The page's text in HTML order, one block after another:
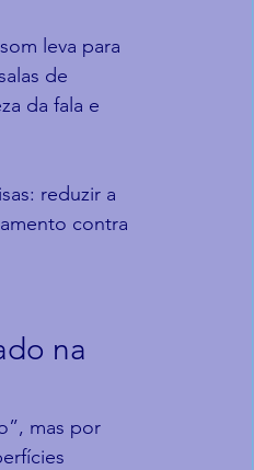
leva para
de
da fala e
reduzir a
contra
na
mas por